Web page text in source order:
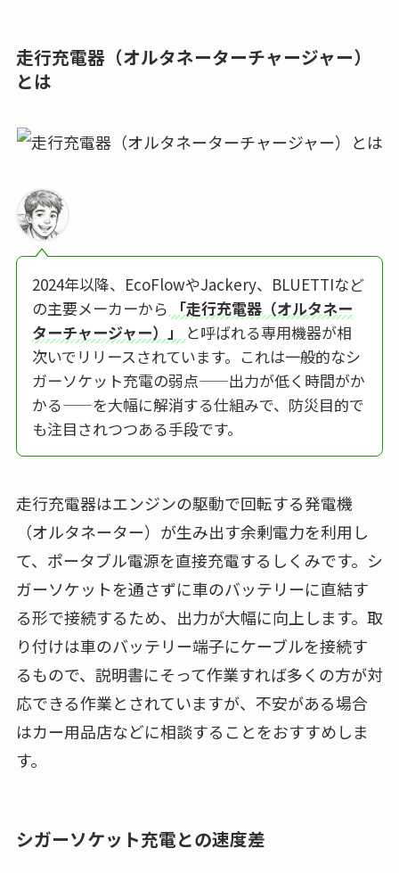
走行充電器（オルタネーターチャージャー）
とは
2024年以降、EcoFlowやJackery、BLUETTIなど
の主要メーカーから
「走行充電器（オルタネー
ターチャージャー）」
と呼ばれる専用機器が相
次いでリリースされています。これは一般的なシ
ガーソケット充電の弱点——出力が低く時間がか
かる——を大幅に解消する仕組みで、防災目的で
も注目されつつある手段です。
走行充電器はエンジンの駆動で回転する発電機
（オルタネーター）が生み出す余剰電力を利用し
て、ポータブル電源を直接充電するしくみです。シ
ガーソケットを通さずに車のバッテリーに直結す
る形で接続するため、出力が大幅に向上します。取
り付けは車のバッテリー端子にケーブルを接続す
るもので、説明書にそって作業すれば多くの方が対
応できる作業とされていますが、不安がある場合
はカー用品店などに相談することをおすすめしま
す。
シガーソケット充電との速度差